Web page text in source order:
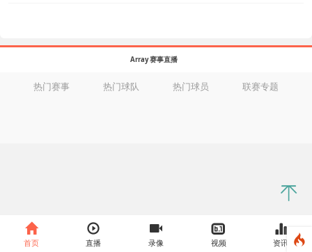
Array 赛事直播
首页 直播 录像 视频 资讯
热门赛事 热门球队 热门球员 联赛专题